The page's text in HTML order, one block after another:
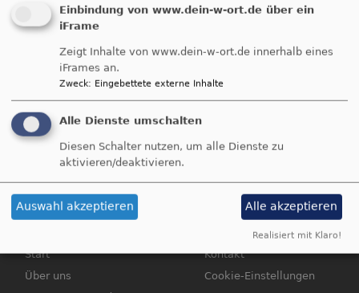
passte genau zur Stimmung. Ausgelassen, fröhlich
Einige Bilder von heute finden sichin dieser
Bildergalerie!
Bildrechte beim Autor
Start
Über uns
Kontakt
Cookie-Einstellungen
Einbindung von www.dein-w-ort.de über ein
iFrame
Zeigt Inhalte von www.dein-w-ort.de innerhalb eines
iFrames an.
Zweck: Eingebettete externe Inhalte
Alle Dienste umschalten
Diesen Schalter nutzen, um alle Dienste zu
aktivieren/deaktivieren.
Auswahl akzeptieren Alle akzeptieren
Realisiert mit Klaro!